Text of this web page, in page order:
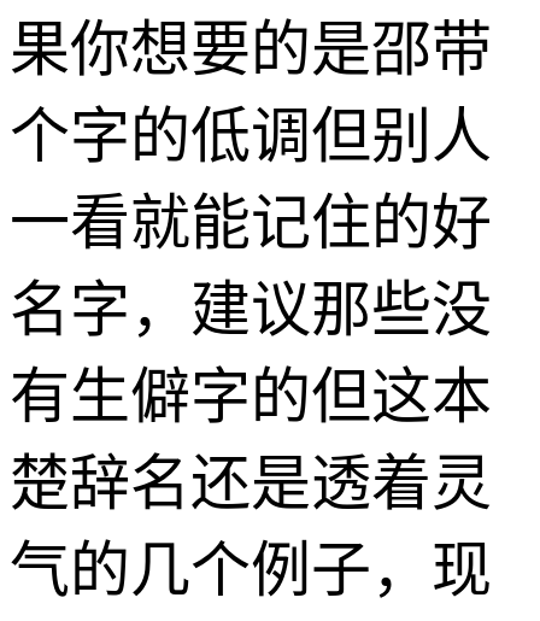
果你想要的是邵带
个字的低调但别人
一看就能记住的好
名字，建议那些没
有生僻字的但这本
楚辞名还是透着灵
气的几个例子，现